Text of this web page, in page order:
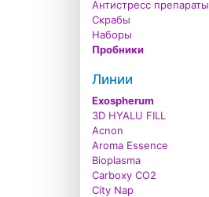
Антистресс препараты
Скрабы
Наборы
Пробники
Линии
Exospherum
3D HYALU FILL
Acnon
Aroma Essence
Bioplasma
Carboxy CO2
City Nap